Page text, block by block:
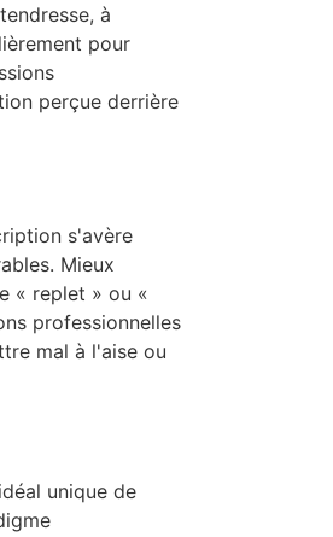
à
pour
perçue derrière
s'avère
Mieux
« replet » ou «
professionnelles
mal à l'aise ou
unique de